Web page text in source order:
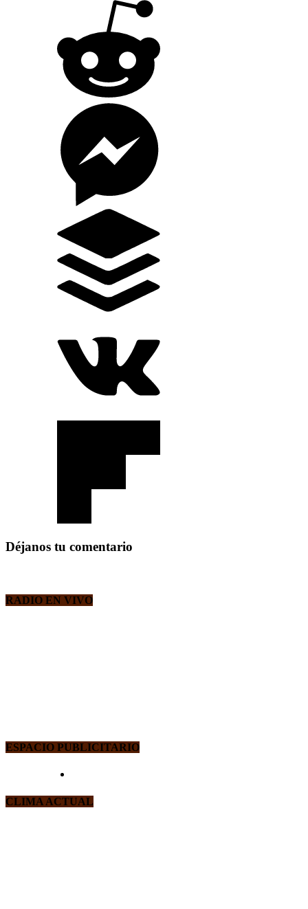
Déjanos tu comentario
RADIO EN VIVO
ESPACIO PUBLICITARIO
CLIMA ACTUAL